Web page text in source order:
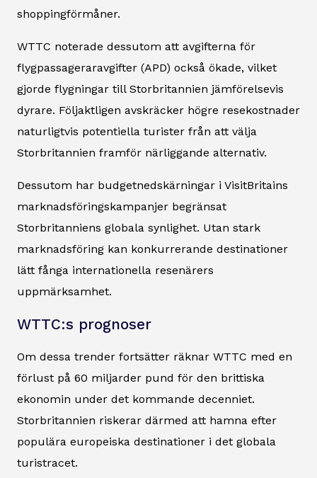
shoppingförmåner.
WTTC noterade dessutom att avgifterna för
flygpassageraravgifter (APD) också ökade, vilket
gjorde flygningar till Storbritannien jämförelsevis
dyrare. Följaktligen avskräcker högre resekostnader
naturligtvis potentiella turister från att välja
Storbritannien framför närliggande alternativ.
Dessutom har budgetnedskärningar i VisitBritains
marknadsföringskampanjer begränsat
Storbritanniens globala synlighet. Utan stark
marknadsföring kan konkurrerande destinationer
lätt fånga internationella resenärers
uppmärksamhet.
WTTC:s prognoser
Om dessa trender fortsätter räknar WTTC med en
förlust på 60 miljarder pund för den brittiska
ekonomin under det kommande decenniet.
Storbritannien riskerar därmed att hamna efter
populära europeiska destinationer i det globala
turistracet.